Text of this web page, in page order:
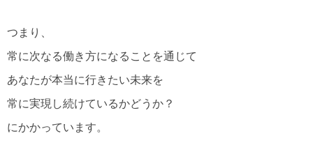
つまり、
常に次なる働き方になることを通じて
あなたが本当に行きたい未来を
常に実現し続けているかどうか？
にかかっています。